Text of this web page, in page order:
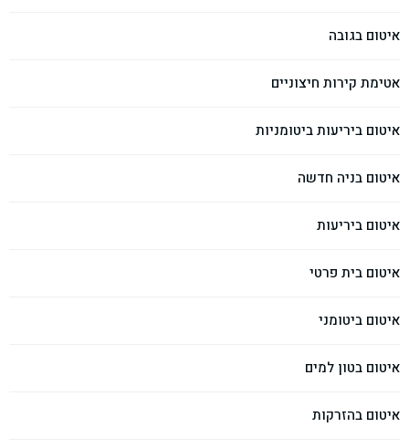
איטום בגובה
אטימת קירות חיצוניים
איטום ביריעות ביטומניות
איטום בניה חדשה
איטום ביריעות
איטום בית פרטי
איטום ביטומני
איטום בטון למים
איטום בהזרקות